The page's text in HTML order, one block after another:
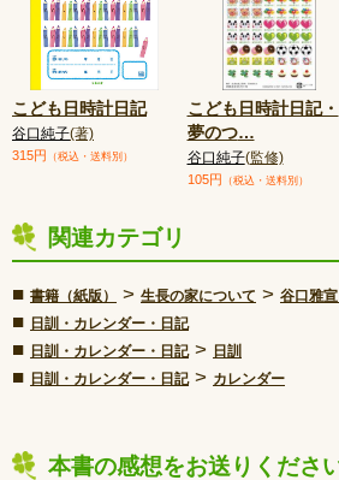
こども日時計日記
谷口純子(著)
315円 （税込・送料別）
こども日時計日記・
夢のつ…
谷口純子(監修)
105円 （税込・送料別）
関連カテゴリ
■ 書籍（紙版） > 生長の家について > 谷口雅宣
■ 日訓・カレンダー・日記
■ 日訓・カレンダー・日記 > 日訓
■ 日訓・カレンダー・日記 > カレンダー
本書の感想をお送りくださ